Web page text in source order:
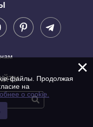
×
файлы. Продолжая
на
о cookie.